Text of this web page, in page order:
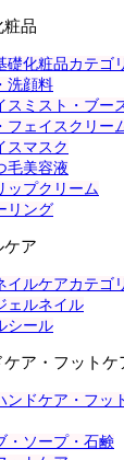
粧品
礎化粧品カテゴ
洗顔料
スミスト・ブー
フェイスクリー
スマスク
毛美容液
ップクリーム
リング
ケア
イルケアカテゴ
ェルネイル
シール
ア・フットケ
ンドケア・フッ
・ソープ・石鹸